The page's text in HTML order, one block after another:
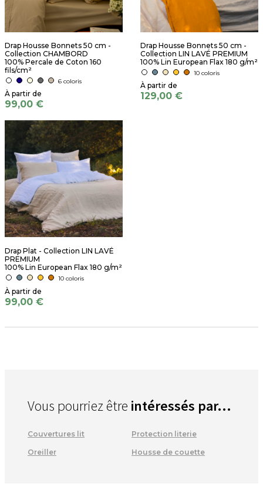
Drap Housse Bonnets 50 cm -
Collection CHAMBORD
100% Percale de Coton 160
fils/cm²
6 coloris
99,00 €
Drap Housse Bonnets 50 cm -
Collection LIN LAVÉ PREMIUM
100% Lin European Flax 180 g/m²
10 coloris
129,00 €
Drap Plat - Collection LIN LAVÉ
PREMIUM
100% Lin European Flax 180 g/m²
10 coloris
99,00 €
Vous pourriez être intéressés par...
Couvertures lit Protection literie
Oreiller Housse de couette